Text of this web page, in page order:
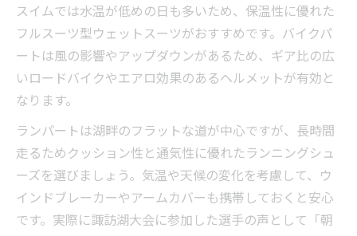
スイムでは水温が低めの日も多いため、保温性に優れた
フルスーツ型ウェットスーツがおすすめです。バイクパ
ートは風の影響やアップダウンがあるため、ギア比の広
いロードバイクやエアロ効果のあるヘルメットが有効と
なります。
ランパートは湖畔のフラットな道が中心ですが、長時間
走るためクッション性と通気性に優れたランニングシュ
ーズを選びましょう。気温や天候の変化を考慮して、ウ
インドブレーカーやアームカバーも携帯しておくと安心
です。実際に諏訪湖大会に参加した選手の声として「朝